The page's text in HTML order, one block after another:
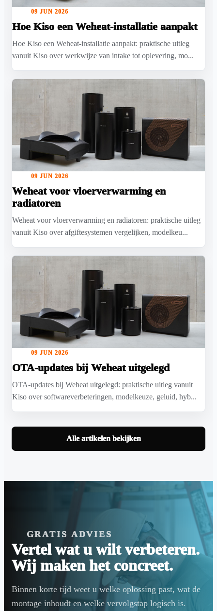
09 JUN 2026
Hoe Kiso een Weheat-installatie aanpakt
Hoe Kiso een Weheat-installatie aanpakt: praktische uitleg
vanuit Kiso over werkwijze van intake tot oplevering, mo...
09 JUN 2026
Weheat voor vloerverwarming en
radiatoren
Weheat voor vloerverwarming en radiatoren: praktische uitleg
vanuit Kiso over afgiftesystemen vergelijken, modelkeu...
09 JUN 2026
OTA-updates bij Weheat uitgelegd
OTA-updates bij Weheat uitgelegd: praktische uitleg vanuit
Kiso over softwareverbeteringen, modelkeuze, geluid, hyb...
Alle artikelen bekijken
GRATIS ADVIES
Vertel wat u wilt verbeteren.
Wij maken het concreet.
Binnen korte tijd weet u welke oplossing past, wat de
montage inhoudt en welke vervolgstap logisch is.